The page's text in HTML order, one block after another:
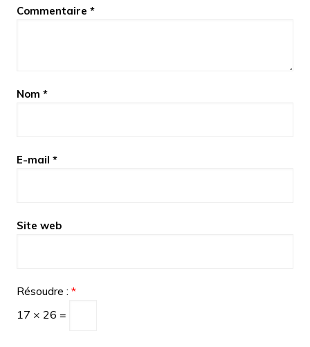
Commentaire *
Nom *
E-mail *
Site web
Résoudre : *
17 × 26 =